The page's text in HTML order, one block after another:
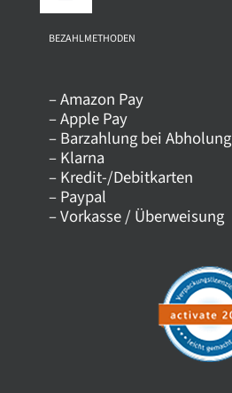
Toggle
Über uns
Kontakt
Versandkosten
Datenschutz
BEZAHLMETHODEN
– Amazon Pay
– Apple Pay
– Barzahlung bei Abholung
– Klarna
– Kredit-/Debitkarten
– Paypal
– Vorkasse / Überweisung